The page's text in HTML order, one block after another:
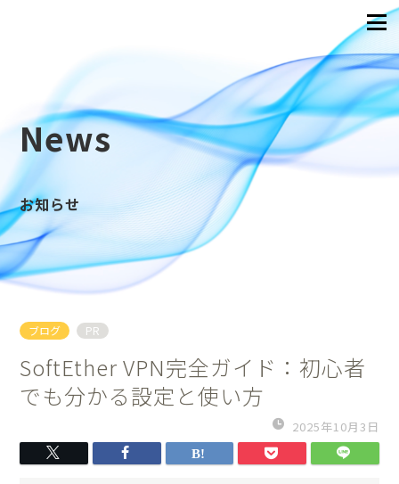
News
お知らせ
ブログ PR
SoftEther VPN完全ガイド：初心者
でも分かる設定と使い方
2025年10月3日